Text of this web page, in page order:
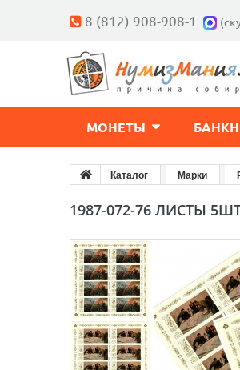
8 (812) 908-908-1
МОНЕТЫ
Каталог Марки
1987-072-76 ЛИСТЫ